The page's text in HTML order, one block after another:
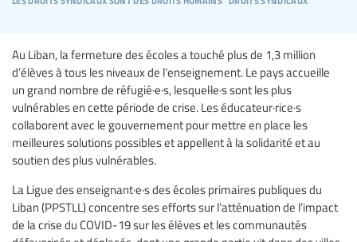
Au Liban, la fermeture des écoles a touché plus de 1,3 million
d’élèves à tous les niveaux de l’enseignement. Le pays accueille
un grand nombre de réfugié·e·s, lesquel·le·s sont les plus
vulnérables en cette période de crise. Les éducateur·rice·s
collaborent avec le gouvernement pour mettre en place les
meilleures solutions possibles et appellent à la solidarité et au
soutien des plus vulnérables.
La Ligue des enseignant·e·s des écoles primaires publiques du
Liban (PPSTLL) concentre ses efforts sur l’atténuation de l’impact
de la crise du COVID-19 sur les élèves et les communautés